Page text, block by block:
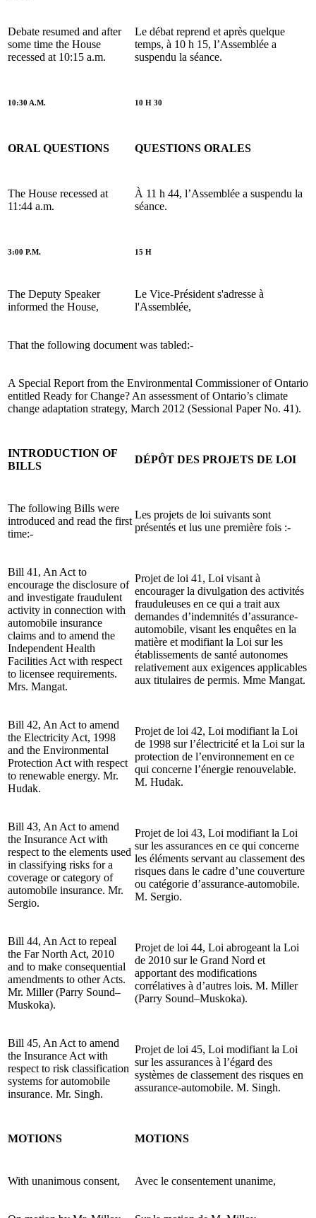
Debate resumed and after
some time the House
recessed at 10:15 a.m.
Le débat reprend et après quelque
temps, à 10 h 15, l’Assemblée a
suspendu la séance.
10:30 A.M. 10 H 30
ORAL QUESTIONS QUESTIONS ORALES
The House recessed at
11:44 a.m.
À 11 h 44, l’Assemblée a suspendu la
séance.
3:00 P.M. 15 H
The Deputy Speaker
informed the House,
Le Vice-Président s'adresse à
l'Assemblée,
That the following document was tabled:-
A Special Report from the Environmental Commissioner of Ontario
entitled Ready for Change? An assessment of Ontario’s climate
change adaptation strategy, March 2012 (Sessional Paper No. 41).
INTRODUCTION OF
BILLS
DÉPÔT DES PROJETS DE LOI
The following Bills were
introduced and read the first
time:-
Les projets de loi suivants sont
présentés et lus une première fois :-
Bill 41, An Act to
encourage the disclosure of
and investigate fraudulent
activity in connection with
automobile insurance
claims and to amend the
Independent Health
Facilities Act with respect
to licensee requirements.
Mrs. Mangat.
Projet de loi 41, Loi visant à
encourager la divulgation des activités
frauduleuses en ce qui a trait aux
demandes d’indemnités d’assurance-
automobile, visant les enquêtes en la
matière et modifiant la Loi sur les
établissements de santé autonomes
relativement aux exigences applicables
aux titulaires de permis. Mme Mangat.
Bill 42, An Act to amend
the Electricity Act, 1998
and the Environmental
Protection Act with respect
to renewable energy. Mr.
Hudak.
Projet de loi 42, Loi modifiant la Loi
de 1998 sur l’électricité et la Loi sur la
protection de l’environnement en ce
qui concerne l’énergie renouvelable.
M. Hudak.
Bill 43, An Act to amend
the Insurance Act with
respect to the elements used
in classifying risks for a
coverage or category of
automobile insurance. Mr.
Sergio.
Projet de loi 43, Loi modifiant la Loi
sur les assurances en ce qui concerne
les éléments servant au classement des
risques dans le cadre d’une couverture
ou catégorie d’assurance-automobile.
M. Sergio.
Bill 44, An Act to repeal
the Far North Act, 2010
and to make consequential
amendments to other Acts.
Mr. Miller (Parry Sound–
Muskoka).
Projet de loi 44, Loi abrogeant la Loi
de 2010 sur le Grand Nord et
apportant des modifications
corrélatives à d’autres lois. M. Miller
(Parry Sound–Muskoka).
Bill 45, An Act to amend
the Insurance Act with
respect to risk classification
systems for automobile
insurance. Mr. Singh.
Projet de loi 45, Loi modifiant la Loi
sur les assurances à l’égard des
systèmes de classement des risques en
assurance-automobile. M. Singh.
MOTIONS MOTIONS
With unanimous consent, Avec le consentement unanime,